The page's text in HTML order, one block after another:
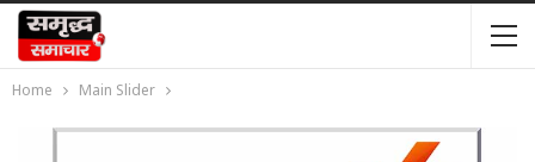
Home Main Slider